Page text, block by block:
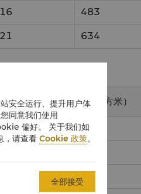
16 483
21 634
） 面积（平方米）
101
安全运行、提升用户体
同意我们使用
偏好。 关于我们如
，请查看 Cookie 政策。
全部接受